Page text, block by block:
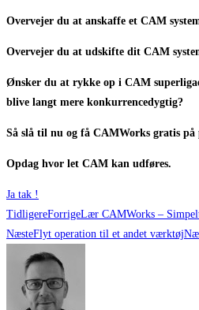
Overvejer du at anskaffe et CAM
Overvejer du at udskifte dit CAM
Ønsker du at rykke op i CAM
blive langt mere konkurrencedygtig?
Så slå til nu og få CAMWorks gratis på
Opdag hvor let CAM kan udføres.
Ja tak !
TidligereForrigeLær CAMWorks –
NæsteFlyt operation til et andet værktøj